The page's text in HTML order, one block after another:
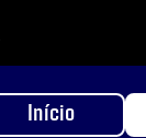
Início